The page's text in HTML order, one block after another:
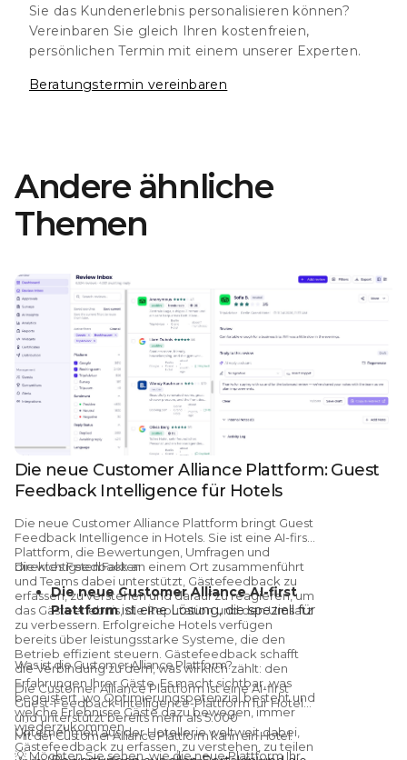
Sie das Kundenerlebnis personalisieren können?
Vereinbaren Sie gleich Ihren kostenfreien,
persönlichen Termin mit einem unserer Experten.
Beratungstermin vereinbaren
Andere ähnliche
Themen
Die neue Customer Alliance Plattform: Guest
Feedback Intelligence für Hotels
Die neue Customer Alliance Plattform bringt Guest
Feedback Intelligence in Hotels. Sie ist eine AI-first
Plattform, die Bewertungen, Umfragen und
direktes Feedback an einem Ort zusammenführt
und Teams dabei unterstützt, Gästefeedback zu
erfassen, zu verstehen und darauf zu reagieren, um
das Gästeerlebnis, die Reputation und den Umsatz
zu verbessern. Erfolgreiche Hotels verfügen
bereits über leistungsstarke Systeme, die den
Betrieb effizient steuern. Gästefeedback schafft
die Verbindung zu dem, was wirklich zählt: den
Erfahrungen Ihrer Gäste.Es macht sichtbar, was
begeistert, wo Optimierungspotenzial besteht und
welche Erlebnisse Gäste dazu bewegen, immer
wiederzukommen.
💡Möchten Sie sehen, wie die neue Plattform Ihr
Die wichtigsten Fakten
Die neue Customer Alliance AI-first
Plattformist eine Lösung, die speziell für
Reputationsmanagement und Guest
Feedback Intelligence in der Hotellerie
entwickelt wurde. Sie ist ab sofort
weltweit für Hotels und Hotelgruppen
verfügbar.
Guest Feedback Intelligenceführt
jede Gästestimme (Bewertungen,
Umfragen und direktes Feedback) in
Was ist die Customer Alliance Plattform?
Die Customer Alliance Plattform ist eine AI-first
Guest-Feedback-Intelligence-Plattform für Hotels
und unterstützt bereits mehr als 5.000
Unternehmen aus der Hotellerie weltweit dabei,
Gästefeedback zu erfassen, zu verstehen, zu teilen
Mit der Customer Alliance Plattform kann ein Hotel: